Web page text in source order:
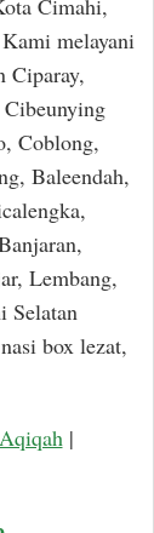
melayani
Ciparay,
Coblong,
Baleendah,
Lembang,
Selatan
box lezat,
|